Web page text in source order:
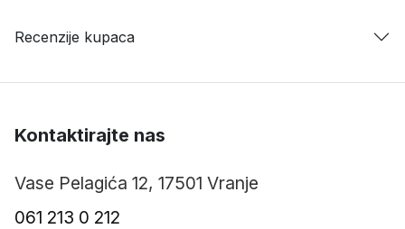
Recenzije kupaca
Kontaktirajte nas
Vase Pelagića 12, 17501 Vranje
061 213 0 212